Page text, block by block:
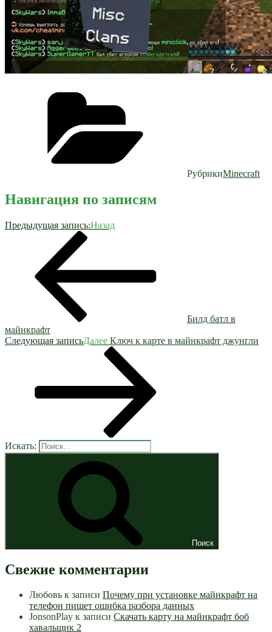
РубрикиMinecraft
Навигация по записям
Предыдущая запись:Назад
Билд батл в
майнкрафт
Следующая записьДалее Ключ к карте в майнкрафт джунгли
Искать:
Поиск
Свежие комментарии
Любовь к записи Почему при установке майнкрафт на
телефон пишет ошибка разбора данных
JonsonPlay к записи Скачать карту на майнкрафт боб
хавальщик 2